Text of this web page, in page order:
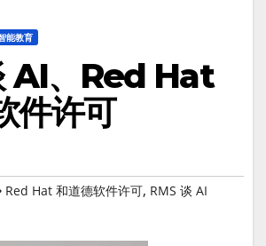
能教育
AI、Red Hat
件许可
Red Hat 和道德软件许可, RMS 谈 AI